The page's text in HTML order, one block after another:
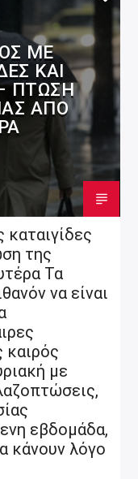
ΜΕ
ΚΑΙ
ΠΤΏΣΗ
ΑΠΌ
της
Τα
να είναι
με
εβδομάδα,
κάνουν λόγο